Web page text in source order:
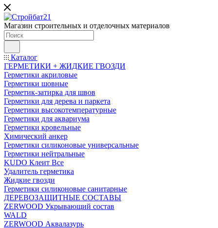
Магазин строительных и отделочных материалов
Каталог
ГЕРМЕТИКИ + ЖИДКИЕ ГВОЗДИ
Герметики акриловые
Герметики шовные
Герметик-затирка для швов
Герметики для дерева и паркета
Герметики высокотемпературные
Герметики для аквариума
Герметики кровельные
Химический анкер
Герметики силиконовые универсальные
Герметики нейтральные
KUDO Клеит Все
Удалитель герметика
Жидкие гвозди
Герметики силиконовые санитарные
ДЕРЕВОЗАЩИТНЫЕ СОСТАВЫ
ZERWOOD Укрывающий состав
WALD
ZERWOOD Аквалазурь